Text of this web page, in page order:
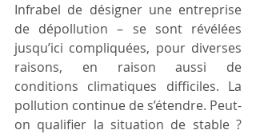
Infrabel de désigner une entreprise
de dépollution – se sont révélées
jusqu’ici compliquées, pour diverses
raisons, en raison aussi de
conditions climatiques difficiles. La
pollution continue de s’étendre. Peut-
on qualifier la situation de stable ?